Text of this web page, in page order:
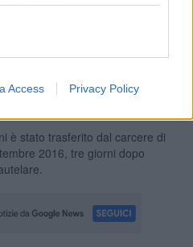
Access Privacy Policy
che per la Corte "è bene rimarcare
cangiante, fallace oltre che
di quanto dichiarato
seguendo le tracce dichiarative
decisivi supplementi
è stato trasferito dal carcere di
2016, tre giorni dopo